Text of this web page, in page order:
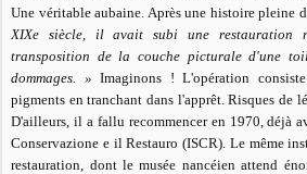
Une véritable aubaine. Après une histoire pleine
XIXe siècle, il avait subi une restauration
transposition de la couche picturale d'une
dommages. » Imaginons ! L'opération
pigments en tranchant dans l'apprêt. Risques de
D'ailleurs, il a fallu recommencer en 1970, déjà
Conservazione e il Restauro (ISCR). Le même
restauration, dont le musée nancéien attend